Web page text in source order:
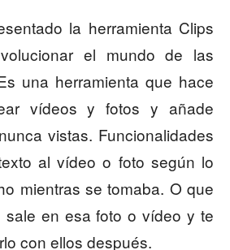
la herramienta Clips
el mundo de las
una herramienta que hace
vídeos y fotos y añade
vistas. Funcionalidades
al vídeo o foto según lo
mientras se tomaba. O que
sale en esa foto o vídeo y te
con ellos después.